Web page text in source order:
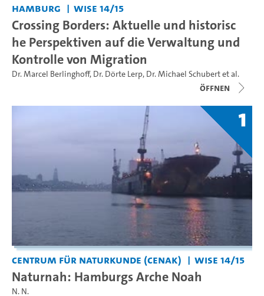
Hamburg
WiSe 14/15
Crossing Borders: Aktuelle und historisc
he Perspektiven auf die Verwaltung und
Kontrolle von Migration
Dr. Marcel Berlinghoff, Dr. Dörte Lerp, Dr. Michael Schubertet al.
Öffnen
1
Centrum für Naturkunde (CeNak) WiSe 14/15
Naturnah: Hamburgs Arche Noah
N. N.